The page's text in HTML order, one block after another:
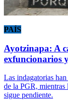
PAÍS
Ayotzinapa: A
exfuncionarios
Las indagatorias
de la PGR, mientras
sigue pendiente.